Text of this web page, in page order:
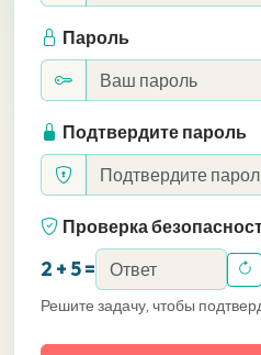
Пароль
Подтвердите пароль
Проверка
2 + 5 =
Решите задачу, чтобы